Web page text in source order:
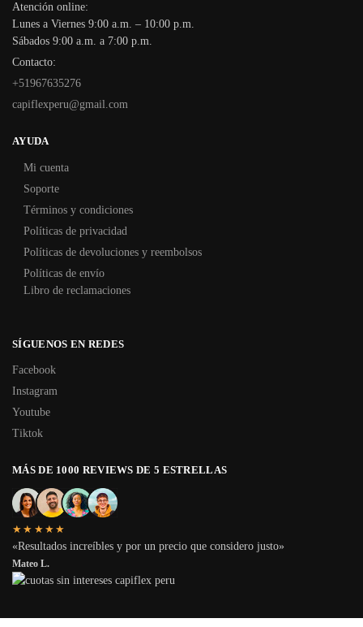
Atención online:
Lunes a Viernes 9:00 a.m. – 10:00 p.m.
Sábados 9:00 a.m. a 7:00 p.m.
Contacto:
+51967635276
capiflexperu@gmail.com
AYUDA
Mi cuenta
Soporte
Términos y condiciones
Políticas de privacidad
Políticas de devoluciones y reembolsos
Políticas de envío
Libro de reclamaciones
SÍGUENOS EN REDES
Facebook
Instagram
Youtube
Tiktok
MÁS DE 1000 REVIEWS DE 5 ESTRELLAS
★★★★★
«Resultados increíbles y por un precio que considero justo»
Mateo L.